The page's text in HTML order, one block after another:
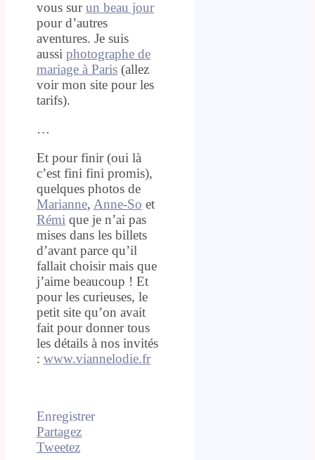
vous surun beau jour
pour d’autres
aventures. Je suis
aussi photographe de
mariage à Paris (allez
voir mon site pour les
tarifs).
…
Et pour finir (oui là
c’est fini fini promis),
quelques photos de
Marianne, Anne-So et
Rémi que je n’ai pas
mises dans les billets
d’avant parce qu’il
fallait choisir mais que
j’aime beaucoup ! Et
pour les curieuses, le
petit site qu’on avait
fait pour donner tous
les détails à nos invités
: www.viannelodie.fr
Enregistrer
Partagez
Tweetez